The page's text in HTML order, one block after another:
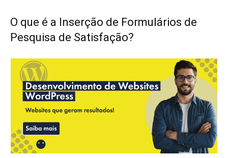
O que é a Inserção de Formulários de
Pesquisa de Satisfação?